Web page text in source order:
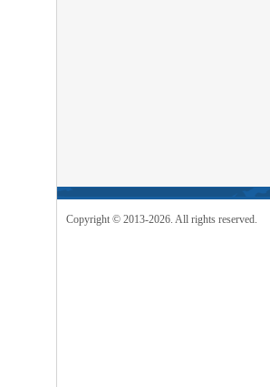
Copyright © 2013-2026. All rights reserved.